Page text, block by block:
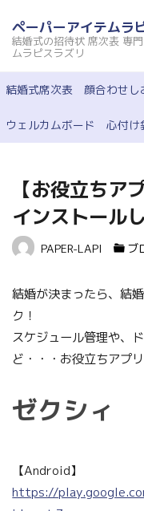
ン
ツ
へ
ス
ペーパーアイテムラ
結婚式の招待状 席次表 専
ムラピスラズリ
結婚式席次表 顔合わせし
ウェルカムボード 心付け
【お役立ちア
インストール
PAPER-LAPI ブ
結婚が決まったら、結
ク！
スケジュール管理や、
ど・・・お役立ちアプ
ゼクシィ
【Android】
https://